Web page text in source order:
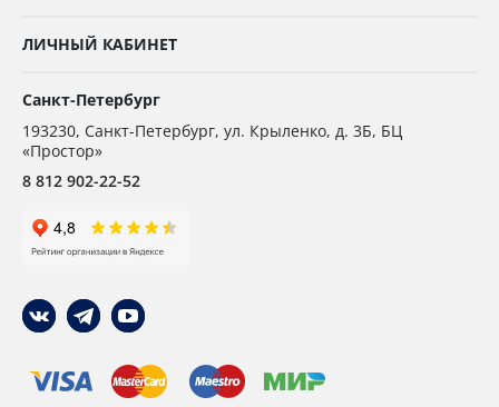
ЛИЧНЫЙ КАБИНЕТ
Санкт-Петербург
193230, Санкт-Петербург, ул. Крыленко, д. 3Б, БЦ
«Простор»
8 812 902-22-52